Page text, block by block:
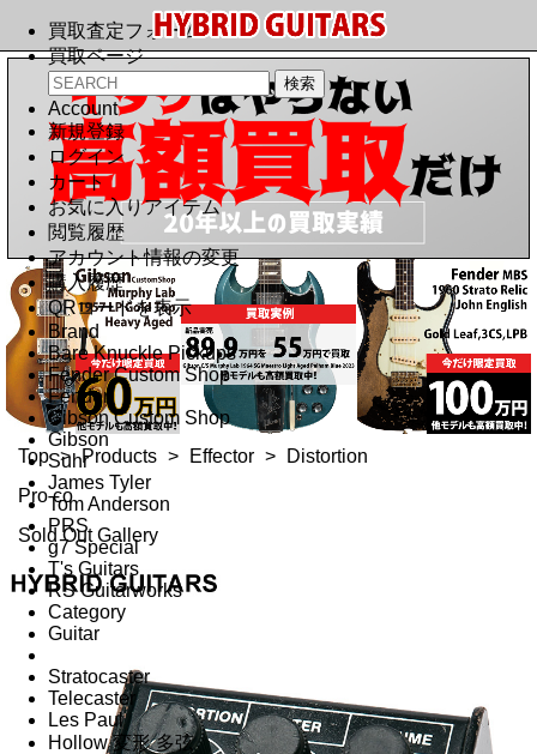
買取査定フォーム
買取ページ
Account
新規登録
ログイン
カート
お気に入りアイテム
閲覧履歴
アカウント情報の変更
購入履歴
QRコードを表示
Brand
Bare Knuckle Pickups
Fender Custom Shop
Fender
Gibson Custom Shop
Gibson
Suhr
James Tyler
Tom Anderson
PRS
g7 Special
T's Guitars
RS Guitarworks
Category
Guitar
Stratocaster
Telecaster
Les Paul
Hollow 変形 多弦
Top > Products > Effector >
Distortion
Pro co
Sold Out Gallery